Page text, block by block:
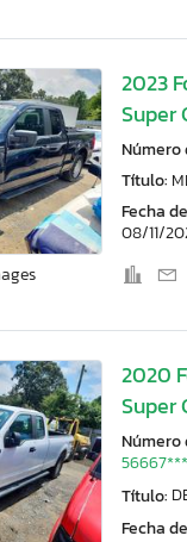
2023
Super
Número
Título:
Fecha
08/11/
2020
Super
Número
56667***
Título:
Fecha